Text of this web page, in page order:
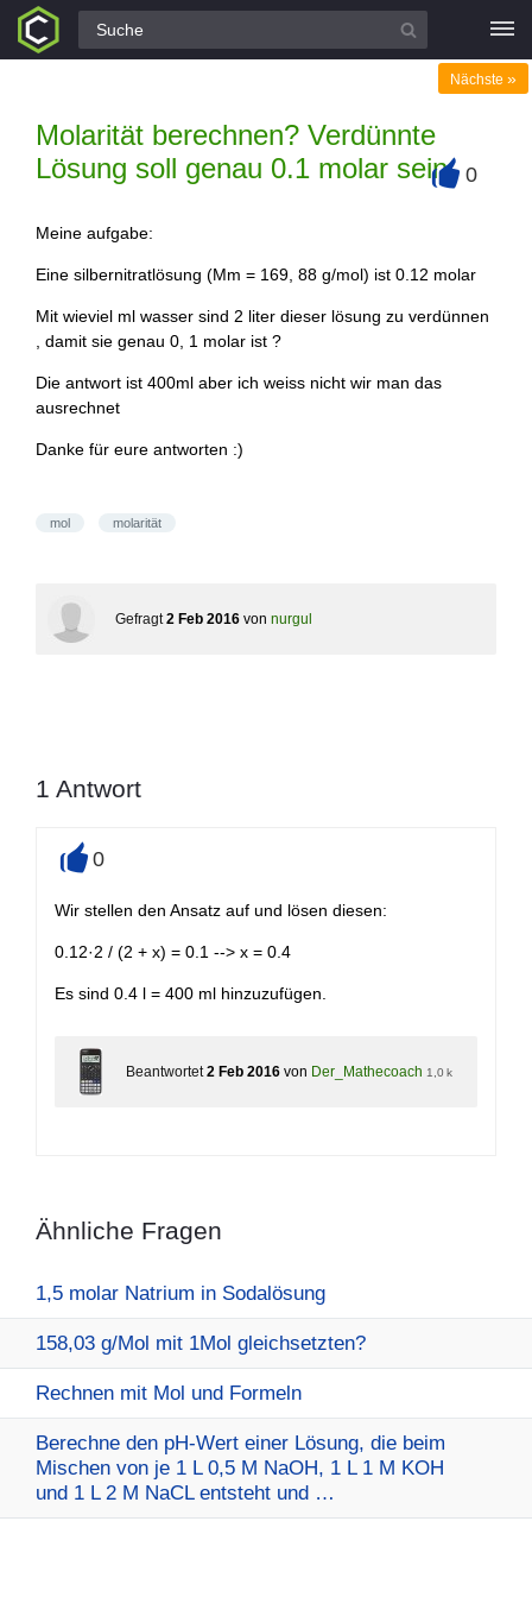
Alle Fragen
Molarität berechnen? Verdünnte
Lösung soll genau 0.1 molar sein.
Nächste »
0
Meine aufgabe:
Eine silbernitratlösung (Mm = 169, 88 g/mol) ist 0.12 molar
Mit wieviel ml wasser sind 2 liter dieser lösung zu verdünnen
, damit sie genau 0, 1 molar ist ?
Die antwort ist 400ml aber ich weiss nicht wir man das
ausrechnet
Danke für eure antworten :)
mol molarität
Gefragt 2 Feb 2016 von nurgul
1 Antwort
0
Wir stellen den Ansatz auf und lösen diesen:
0.12·2 / (2 + x) = 0.1 --> x = 0.4
Es sind 0.4 l = 400 ml hinzuzufügen.
Beantwortet 2 Feb 2016 von Der_Mathecoach 1,0 k
Ähnliche Fragen
1,5 molar Natrium in Sodalösung
158,03 g/Mol mit 1Mol gleichsetzten?
Rechnen mit Mol und Formeln
Berechne den pH-Wert einer Lösung, die beim
Mischen von je 1 L 0,5 M NaOH, 1 L 1 M KOH
und 1 L 2 M NaCL entsteht und …